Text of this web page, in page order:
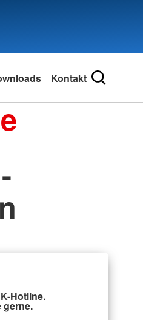
Kontakt
Hotline.
gerne.